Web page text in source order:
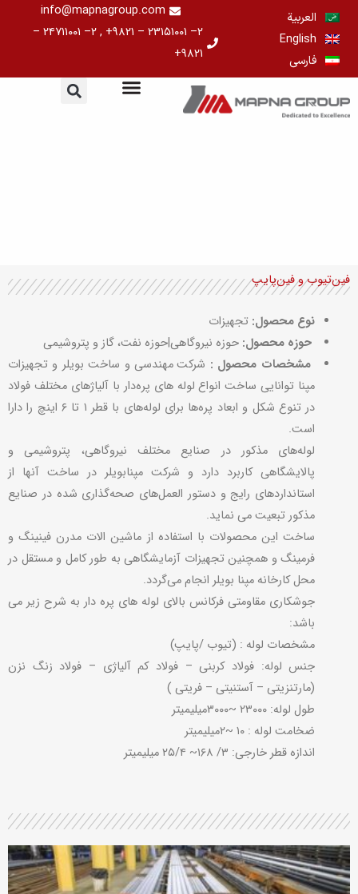
تخطي
المحتوى
العربية
English
فارسی
info@mapnagroup.com
۲– ۲۳۱۵۱۰۰۱ – ۹۸۲۱+ , ۲– ۲۴۷۱۱۰۰۱ –
۹۸۲۱+
فین‌تیوب و فین‌پایپ
نوع محصول: تجهیزات
حوزه محصول: حوزه نیروگاهی|حوزه نفت، گاز و پتروشیمی
مشخصات محصول : شرکت مهندسی و ساخت بویلر و تجهیزات
مپنا توانایی ساخت انواع لوله های پره‌دار با آلیاژهای مختلف فولاد
در تنوع شکل و ابعاد پره‌ها برای لوله‌های با قطر ۱ تا ۶ اینچ را دارا
است.
لوله‌های مذکور در صنایع مختلف نیروگاهی، پتروشیمی و
پالایشگاهی کاربرد دارد و شرکت مپنابویلر در ساخت آنها از
استانداردهای رایج و دستور العمل‌های صحه‌گذاری شده در صنایع
مذکور تبعیت می نماید.
ساخت این محصولات با استفاده از ماشین الات مدرن فینینگ و
فرمینگ و همچنین تجهیزات آزمایشگاهی به طور کامل و مستقل در
محل کارخانه مپنا بویلر انجام می‌گردد.
جوشکاری مقاومتی فرکانس بالای لوله های پره دار به شرح زیر می
باشد:
مشخصات لوله : (تیوب /پایپ)
جنس لوله: فولاد کربنی – فولاد کم آلیاژی – فولاد زنگ نزن
(مارتنزیتی – آستنیتی – فریتی )
طول لوله: ۲۳۰۰۰ ~۳۰۰۰میلیمیتر
ضخامت لوله : ۱۰ ~۲میلیمیتر
اندازه قطر خارجی: ۳/ ۱۶۸~ ۲۵/۴ میلیمیتر